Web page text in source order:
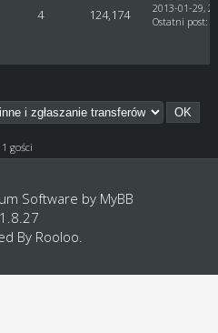
4 124,174
2013-01-29,
Ostatni post:
gości
Software by MyBB
1.8.27
By Rooloo.